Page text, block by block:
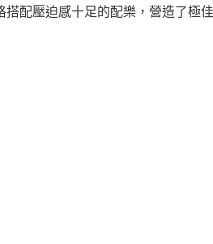
搭配壓迫感十足的配樂，營造了極